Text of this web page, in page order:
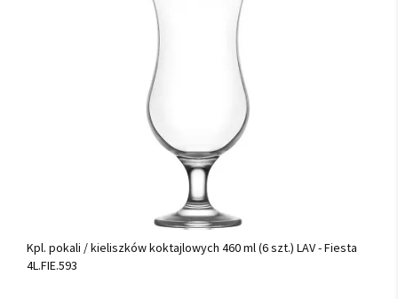
Kpl. pokali / kieliszków koktajlowych 460 ml (6 szt.) LAV - Fiesta
4L.FIE.593